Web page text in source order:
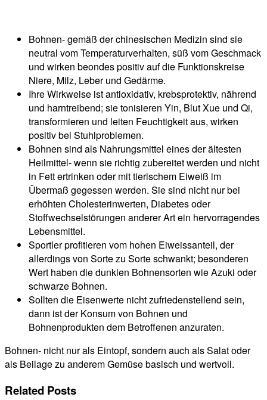
Bohnen- gemäß der chinesischen Medizin sind sie
neutral vom Temperaturverhalten, süß vom Geschmack
und wirken beondes positiv auf die Funktionskreise
Niere, Milz, Leber und Gedärme.
Ihre Wirkweise ist antioxidativ, krebsprotektiv, nährend
und harntreibend; sie tonisieren Yin, Blut Xue und Qi,
transformieren und leiten Feuchtigkeit aus, wirken
positiv bei Stuhlproblemen.
Bohnen sind als Nahrungsmittel eines der ältesten
Heilmittel- wenn sie richtig zubereitet werden und nicht
in Fett ertrinken oder mit tierischem Eiweiß im
Übermaß gegessen werden. Sie sind nicht nur bei
erhöhten Cholesterinwerten, Diabetes oder
Stoffwechselstörungen anderer Art ein hervorragendes
Lebensmittel.
Sportler profitieren vom hohen Eiweissanteil, der
allerdings von Sorte zu Sorte schwankt; besonderen
Wert haben die dunklen Bohnensorten wie Azuki oder
schwarze Bohnen.
Sollten die Eisenwerte nicht zufriedenstellend sein,
dann ist der Konsum von Bohnen und
Bohnenprodukten dem Betroffenen anzuraten.
Bohnen- nicht nur als Eintopf, sondern auch als Salat oder
als Beilage zu anderem Gemüse basisch und wertvoll.
Related Posts